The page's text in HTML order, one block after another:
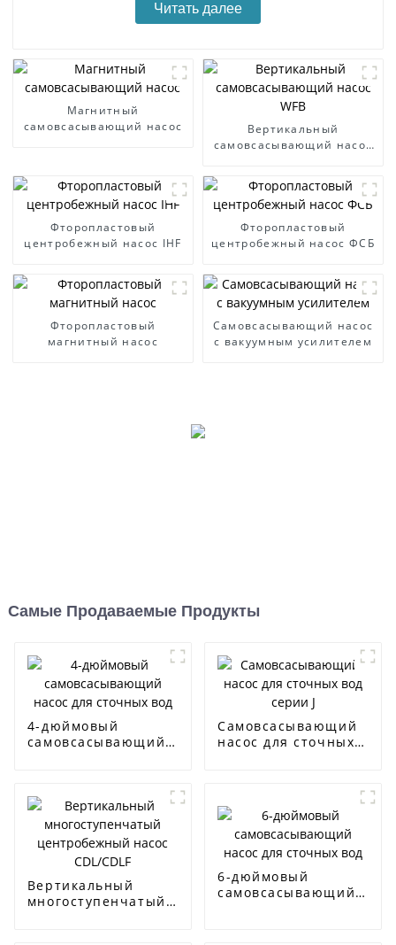
Читать далее
Магнитный
самовсасывающий насос
Вертикальный
самовсасывающий насос
Фторопластовый
центробежный насос IHF
Фторопластовый
центробежный насос ФСБ
Фторопластовый
магнитный насос
Самовсасывающий насос
с вакуумным усилителем
Самые Продаваемые Продукты
4-дюймовый
самовсасывающий
Самовсасывающий
насос для сточных
Вертикальный
многоступенчатый
6-дюймовый
самовсасывающий